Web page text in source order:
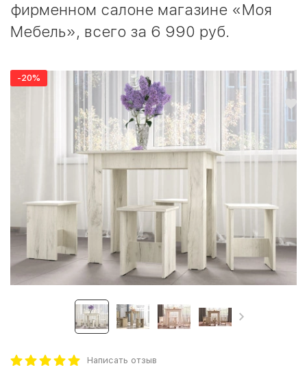
фирменном салоне магазине «Моя
Мебель», всего за 6 990 руб.
-20%
Написать отзыв